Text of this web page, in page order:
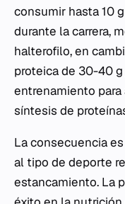
consumir hasta 10
durante la carrera,
halterofilo, en
proteica de 30-40
entrenamiento para
síntesis de
La consecuencia
al tipo de deporte
estancamiento. La